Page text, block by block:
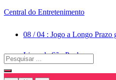
Central do Entretenimento
08 / 04 : Jogo a Longo Prazo
Livro de São Paulo